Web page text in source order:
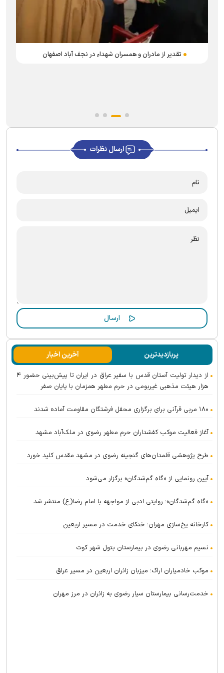
تقدیر از مادران و همسران شهداء در نجف آباد اصفهان
ارسال نظرات
پربازدیدترین آخرین اخبار
از دیدار تولیت آستان قدس با سفیر عراق در ایران تا پیش‌بینی حضور ۴
هزار هیئت مذهبی غیربومی در حرم مطهر همزمان با پایان صفر
۱۸۰ مربی قرآنی برای برگزاری محفل فرشتگان مقاومت آماده شدند
آغاز فعالیت موکب کفشداران حرم مطهر رضوی در ملک‌آباد مشهد
طرح پژوهشی قلمدان‌های گنجینه رضوی در مشهد مقدس کلید خورد
آیین رونمایی از «گاهِ گم‌شدگان» برگزار می‌شود
«گاهِ گم‌شدگان»؛ روایتی ادبی از مواجهه با امام رضا(ع) منتشر شد
کارخانه یخ‌سازی مهران؛ خنکای خدمت در مسیر اربعین
نسیم مهربانی رضوی در بیمارستان بتول شهر کوت
موکب خادمیاران اراک؛ میزبان زائران اربعین در مسیر عراق
خدمت‌رسانی بیمارستان سیار رضوی به زائران در مرز مهران